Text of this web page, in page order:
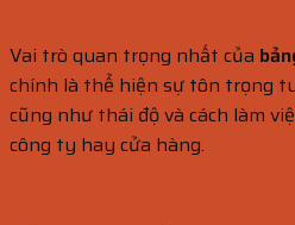
Vai trò quan trọng nhất của
chính là thể hiện sự tôn trọng
cũng như thái độ và cách làm
công ty hay cửa hàng.